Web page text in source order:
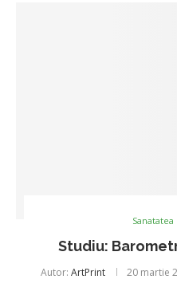
Studiu:
Autor: ArtPrint 20 martie